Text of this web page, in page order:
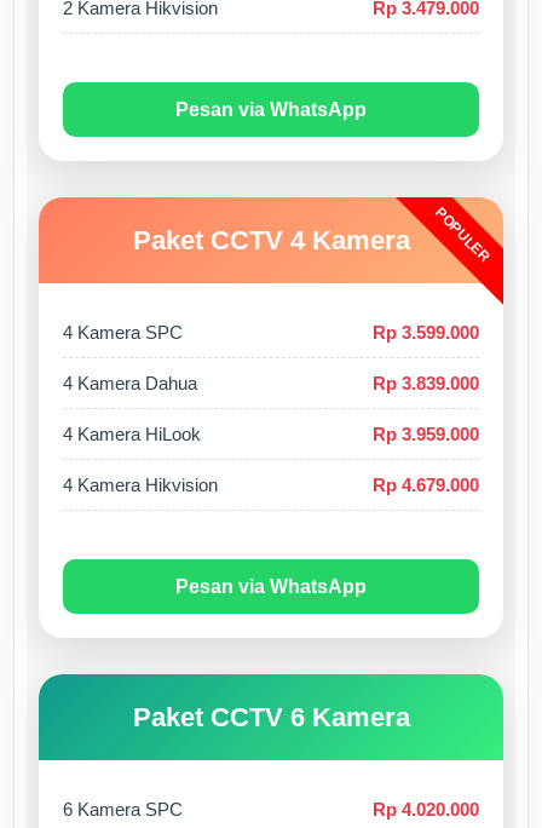
2 Kamera Hikvision Rp 3.479.000
Pesan via WhatsApp
POPULER
Paket CCTV 4 Kamera
4 Kamera SPC Rp 3.599.000
4 Kamera Dahua Rp 3.839.000
4 Kamera HiLook Rp 3.959.000
4 Kamera Hikvision Rp 4.679.000
Pesan via WhatsApp
Paket CCTV 6 Kamera
6 Kamera SPC Rp 4.020.000